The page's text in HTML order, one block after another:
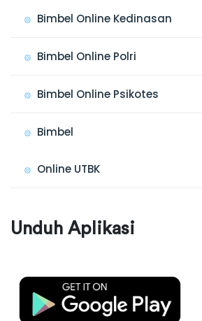
Bimbel Online Kedinasan
Bimbel Online Polri
Bimbel Online Psikotes
Bimbel
Online UTBK
Unduh Aplikasi